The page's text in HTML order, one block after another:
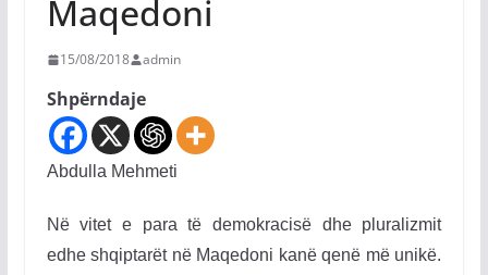
Maqedoni
15/08/2018 admin
Shpërndaje
Abdulla Mehmeti
Në vitet e para të demokracisë dhe pluralizmit
edhe shqiptarët në Maqedoni kanë qenë më unikë.